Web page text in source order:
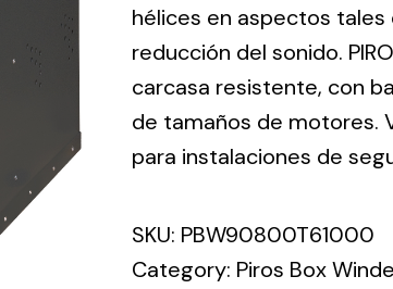
in
and
for
project
meant a greater
offer of
products for
different uses
hélices en aspectos
reducción del sonido.
carcasa resistente, con
de tamaños de motores.
para instalaciones de
SKU: PBW90800T61000
Category: Piros Box